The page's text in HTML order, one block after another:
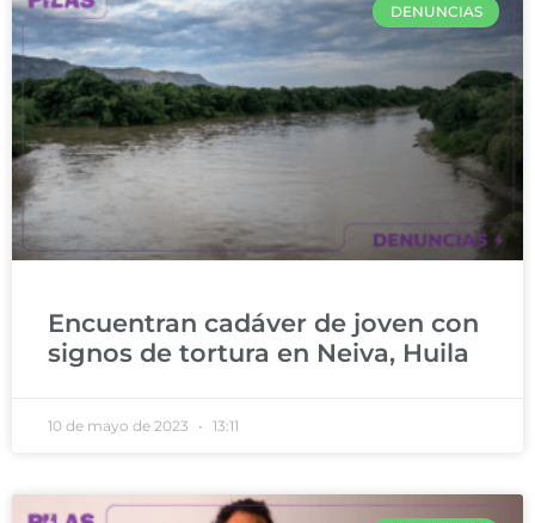
DENUNCIAS
Encuentran cadáver de joven con
signos de tortura en Neiva, Huila
10 de mayo de 2023 13:11